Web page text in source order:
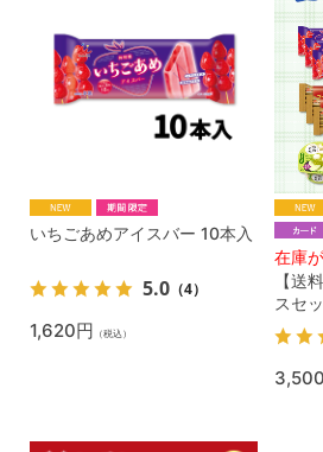
いちごあめアイスバー 10本入
5.0 （4）
1,620円 （税込）
在庫
【送
スセ